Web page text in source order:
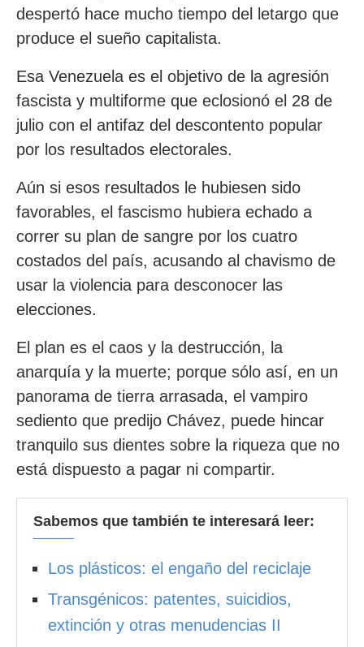
despertó hace mucho tiempo del letargo que
produce el sueño capitalista.
Esa Venezuela es el objetivo de la agresión
fascista y multiforme que eclosionó el 28 de
julio con el antifaz del descontento popular
por los resultados electorales.
Aún si esos resultados le hubiesen sido
favorables, el fascismo hubiera echado a
correr su plan de sangre por los cuatro
costados del país, acusando al chavismo de
usar la violencia para desconocer las
elecciones.
El plan es el caos y la destrucción, la
anarquía y la muerte; porque sólo así, en un
panorama de tierra arrasada, el vampiro
sediento que predijo Chávez, puede hincar
tranquilo sus dientes sobre la riqueza que no
está dispuesto a pagar ni compartir.
Sabemos que también te interesará leer:
Los plásticos: el engaño del reciclaje
Transgénicos: patentes, suicidios,
extinción y otras menudencias II